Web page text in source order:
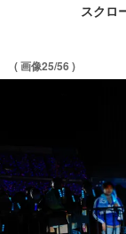
スクロ
( 画像25/56 )